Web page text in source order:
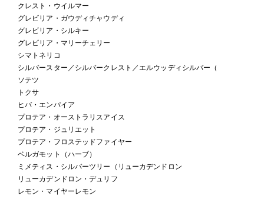
クレスト・ウイルマー
グレビリア・ガウディチャウディ
グレビリア・シルキー
グレビリア・マリーチェリー
シマトネリコ
シルバースター／シルバークレスト／エルウッディシルバー（
ソテツ
トクサ
ヒバ・エンパイア
プロテア・オーストラリスアイス
プロテア・ジュリエット
プロテア・フロステッドファイヤー
ベルガモット（ハーブ）
ミメティス・シルバーツリー（リューカデンドロン
リューカデンドロン・デュリフ
レモン・マイヤーレモン